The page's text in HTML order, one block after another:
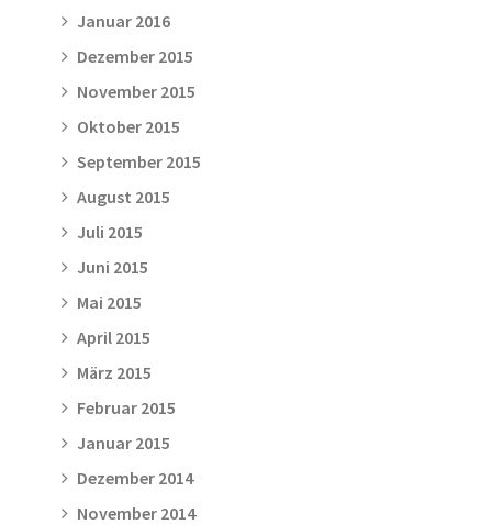
Januar 2016
Dezember 2015
November 2015
Oktober 2015
September 2015
August 2015
Juli 2015
Juni 2015
Mai 2015
April 2015
März 2015
Februar 2015
Januar 2015
Dezember 2014
November 2014